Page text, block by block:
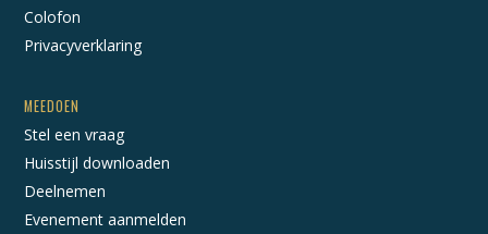
Colofon
Privacyverklaring
MEEDOEN
Stel een vraag
Huisstijl downloaden
Deelnemen
Evenement aanmelden